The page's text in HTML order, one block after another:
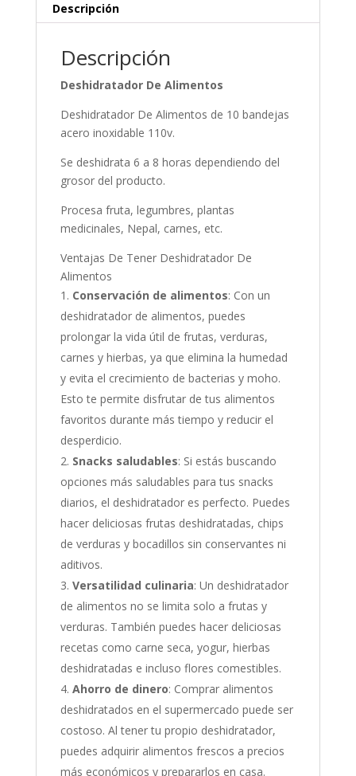
Descripción
Descripción
Deshidratador De Alimentos
Deshidratador De Alimentos de 10 bandejas
acero inoxidable 110v.
Se deshidrata 6 a 8 horas dependiendo del
grosor del producto.
Procesa fruta, legumbres, plantas
medicinales, Nepal, carnes, etc.
Ventajas De Tener Deshidratador De
Alimentos
Conservación de alimentos: Con un
deshidratador de alimentos, puedes
prolongar la vida útil de frutas, verduras,
carnes y hierbas, ya que elimina la humedad
y evita el crecimiento de bacterias y moho.
Esto te permite disfrutar de tus alimentos
favoritos durante más tiempo y reducir el
desperdicio.
Snacks saludables: Si estás buscando
opciones más saludables para tus snacks
diarios, el deshidratador es perfecto. Puedes
hacer deliciosas frutas deshidratadas, chips
de verduras y bocadillos sin conservantes ni
aditivos.
Versatilidad culinaria: Un deshidratador
de alimentos no se limita solo a frutas y
verduras. También puedes hacer deliciosas
recetas como carne seca, yogur, hierbas
deshidratadas e incluso flores comestibles.
Ahorro de dinero: Comprar alimentos
deshidratados en el supermercado puede ser
costoso. Al tener tu propio deshidratador,
puedes adquirir alimentos frescos a precios
más económicos y prepararlos en casa.